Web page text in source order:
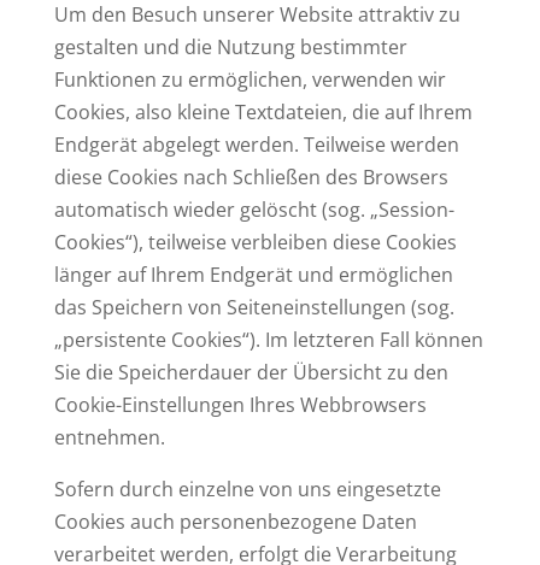
Um den Besuch unserer Website attraktiv zu
gestalten und die Nutzung bestimmter
Funktionen zu ermöglichen, verwenden wir
Cookies, also kleine Textdateien, die auf Ihrem
Endgerät abgelegt werden. Teilweise werden
diese Cookies nach Schließen des Browsers
automatisch wieder gelöscht (sog. „Session-
Cookies“), teilweise verbleiben diese Cookies
länger auf Ihrem Endgerät und ermöglichen
das Speichern von Seiteneinstellungen (sog.
„persistente Cookies“). Im letzteren Fall können
Sie die Speicherdauer der Übersicht zu den
Cookie-Einstellungen Ihres Webbrowsers
entnehmen.
Sofern durch einzelne von uns eingesetzte
Cookies auch personenbezogene Daten
verarbeitet werden, erfolgt die Verarbeitung